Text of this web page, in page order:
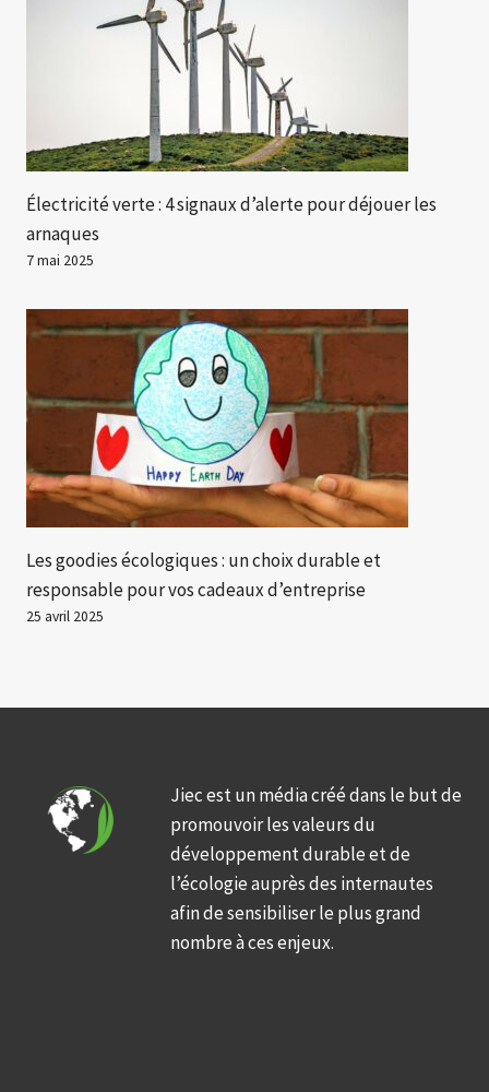
Électricité verte : 4 signaux d’alerte pour déjouer les
arnaques
7 mai 2025
Les goodies écologiques : un choix durable et
responsable pour vos cadeaux d’entreprise
25 avril 2025
Jiec est un média créé dans le but de
promouvoir les valeurs du
développement durable et de
l’écologie auprès des internautes
afin de sensibiliser le plus grand
nombre à ces enjeux.